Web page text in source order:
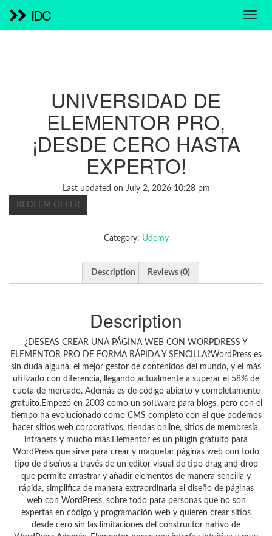
IDC
UNIVERSIDAD DE
ELEMENTOR PRO,
¡DESDE CERO HASTA
EXPERTO!
Last updated on July 2, 2026 10:28 pm
REDEEM OFFER
Category: Udemy
Description Reviews (0)
Description
¿DESEAS CREAR UNA PÁGINA WEB CON WORPDRESS Y
ELEMENTOR PRO DE FORMA RÁPIDA Y SENCILLA?WordPress es
sin duda alguna, el mejor gestor de contenidos del mundo, y el más
utilizado con diferencia, llegando actualmente a superar el 58% de
cuota de mercado. Además es de código abierto y completamente
gratuito.Empezó en 2003 como un software para blogs, pero con el
tiempo ha evolucionado como CMS completo con el que podemos
hacer sitios web corporativos, tiendas online, sitios de membresía,
intranets y mucho más.Elementor es un plugin gratuito para
WordPress que sirve para crear y maquetar páginas web con todo
tipo de diseños a través de un editor visual de tipo drag and drop
que permite arrastrar y añadir elementos de manera sencilla y
rápida, simplifica de manera extraordinaria el diseño de páginas
web con WordPress, sobre todo para personas que no son
expertas en código y programación web y quieren crear sitios
desde cero sin las limitaciones del constructor nativo de